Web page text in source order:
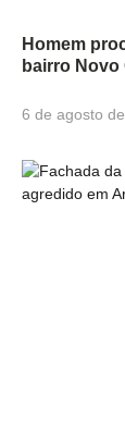
Homem
bairro
6 de agosto